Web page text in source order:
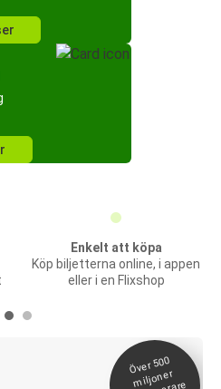
Enkelt att köpa
Köp biljetterna online, i appen
eller i en Flixshop
Över 500
miljoner